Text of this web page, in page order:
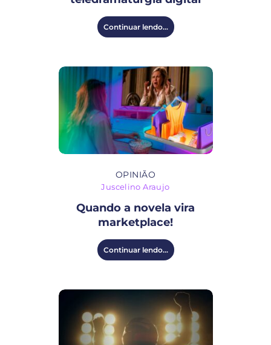
Continuar lendo...
OPINIÃO
Juscelino Araujo
Quando a novela vira
marketplace!
Continuar lendo...